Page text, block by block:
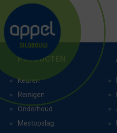
DALFSEN
PRODUCTEN
Keuren
Reinigen
Onderhoud
Mestopslag